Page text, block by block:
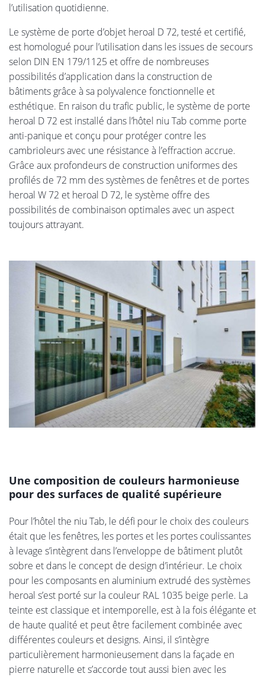
l’utilisation quotidienne.
Le système de porte d’objet heroal D 72, testé et certifié,
est homologué pour l’utilisation dans les issues de secours
selon DIN EN 179/1125 et offre de nombreuses
possibilités d’application dans la construction de
bâtiments grâce à sa polyvalence fonctionnelle et
esthétique. En raison du trafic public, le système de porte
heroal D 72 est installé dans l’hôtel niu Tab comme porte
anti-panique et conçu pour protéger contre les
cambrioleurs avec une résistance à l’effraction accrue.
Grâce aux profondeurs de construction uniformes des
profilés de 72 mm des systèmes de fenêtres et de portes
heroal W 72 et heroal D 72, le système offre des
possibilités de combinaison optimales avec un aspect
toujours attrayant.
Une composition de couleurs harmonieuse
pour des surfaces de qualité supérieure
Pour l’hôtel the niu Tab, le défi pour le choix des couleurs
était que les fenêtres, les portes et les portes coulissantes
à levage s’intègrent dans l’enveloppe de bâtiment plutôt
sobre et dans le concept de design d’intérieur. Le choix
pour les composants en aluminium extrudé des systèmes
heroal s’est porté sur la couleur RAL 1035 beige perle. La
teinte est classique et intemporelle, est à la fois élégante et
de haute qualité et peut être facilement combinée avec
différentes couleurs et designs. Ainsi, il s’intègre
particulièrement harmonieusement dans la façade en
pierre naturelle et s’accorde tout aussi bien avec les